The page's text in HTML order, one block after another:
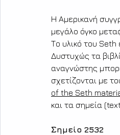
Η Αμερικανή
μεγάλο όγκο
Το υλικό του Seth
Δυστυχώς τα
αναγνώστης
σχετίζονται με
of the Seth
και τα σημεία
Σημείο 2532